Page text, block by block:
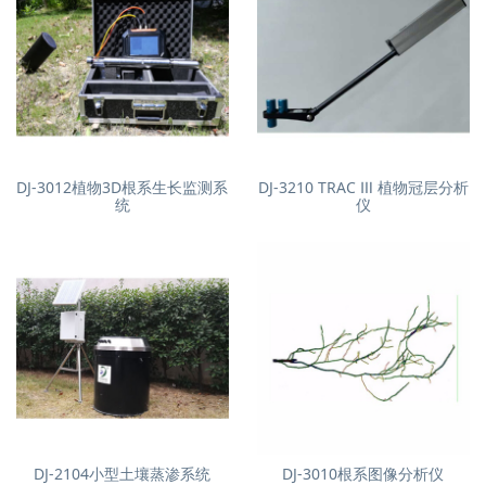
DJ-3012植物3D根系生长监测系
统
DJ-3210 TRAC Ⅲ 植物冠层分析
仪
DJ-2104小型土壤蒸渗系统 DJ-3010根系图像分析仪